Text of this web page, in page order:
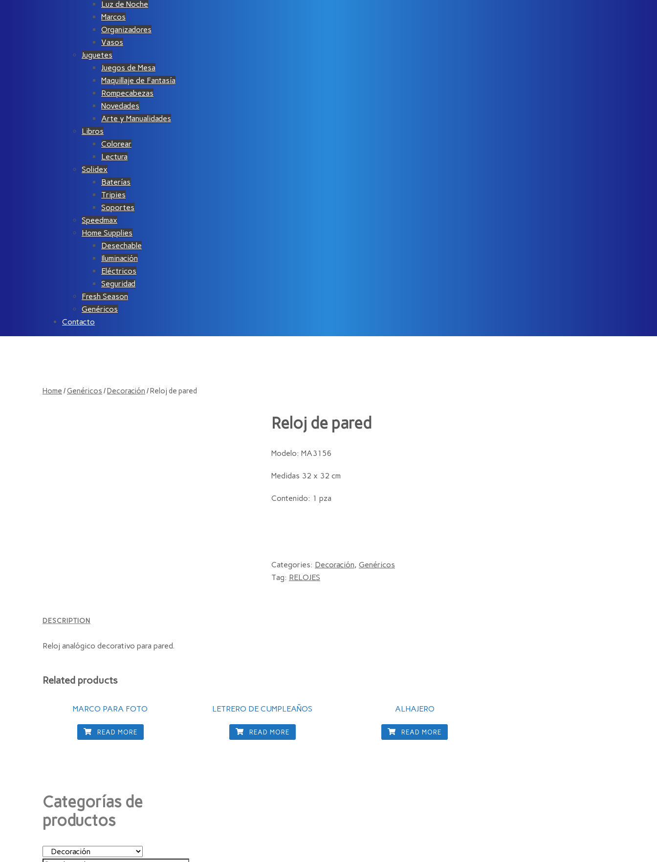
Luz de Noche
Marcos
Organizadores
Vasos
Juguetes
Juegos de Mesa
Maquillaje de Fantasía
Rompecabezas
Novedades
Arte y Manualidades
Libros
Colorear
Lectura
Solidex
Baterías
Tripies
Soportes
Speedmax
Home Supplies
Desechable
Iluminación
Eléctricos
Seguridad
Fresh Season
Genéricos
Contacto
Home /Genéricos /Decoración / Reloj de pared
Reloj de pared
Modelo: MA3156
Medidas 32 x 32 cm
Contenido: 1 pza
Categories: Decoración, Genéricos
Tag: RELOJES
DESCRIPTION
Reloj analógico decorativo para pared.
Related products
MARCO PARA FOTO
READ MORE
LETRERO DE CUMPLEAÑOS
READ MORE
ALHAJERO
READ MORE
Categorías de
productos